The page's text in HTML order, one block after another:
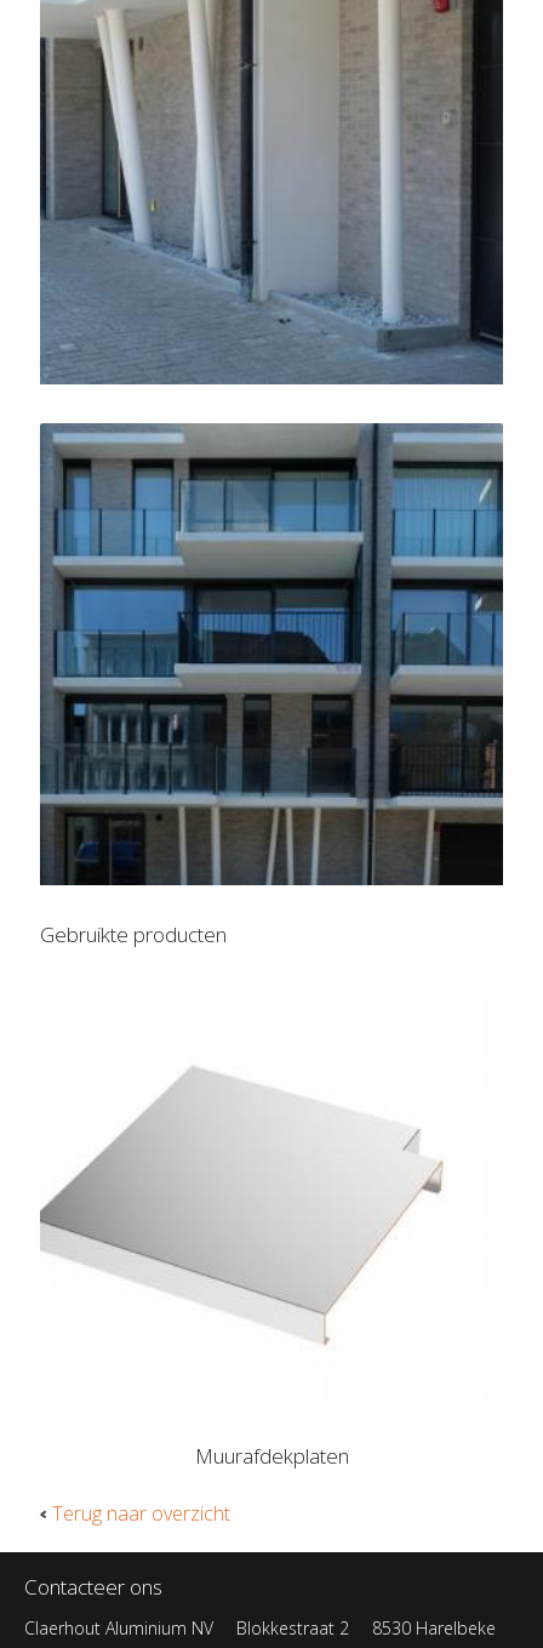
Gebruikte producten
Muurafdekplaten
Terug naar overzicht
Contacteer ons
Claerhout Aluminium NV Blokkestraat 2 8530 Harelbeke